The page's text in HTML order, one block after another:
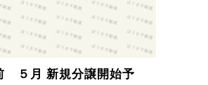
５月 新規分譲開始予